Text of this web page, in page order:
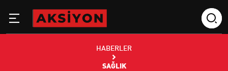
HABERLER
SAĞLIK